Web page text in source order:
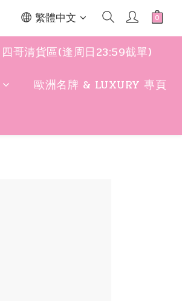
繁體中文
四哥清貨區(逢周日23:59截單)
歐洲名牌 & LUXURY 專頁